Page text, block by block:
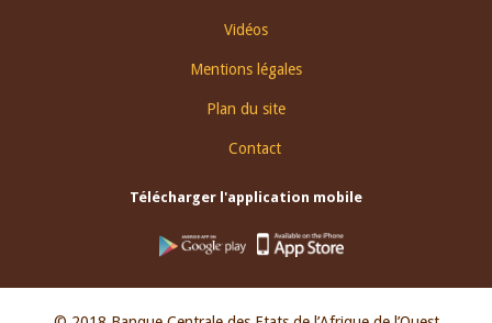
Vidéos
Mentions légales
Plan du site
Contact
Télécharger l'application mobile